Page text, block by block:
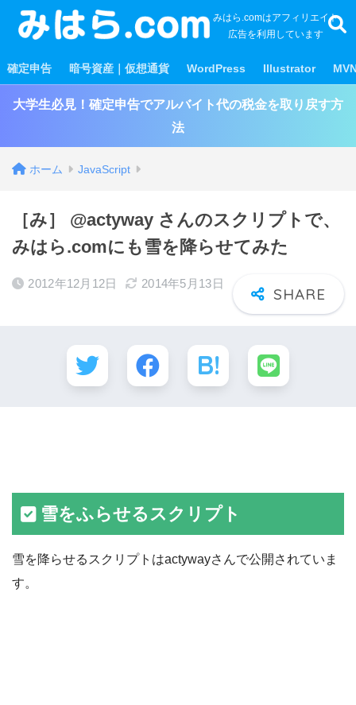
みはら.comはアフィリエイト
広告を利用しています
確定申告 暗号資産｜仮想通貨 WordPress Illustrator
大学生必見！確定申告でアルバイト代の税金を取り戻す方
法
ホーム JavaScript
［み］ @actyway さんのスクリプトで、
みはら.comにも雪を降らせてみた
2012年12月12日 2014年5月13日
雪をふらせるスクリプト
雪を降らせるスクリプトはactywayさんで公開されていま
す。